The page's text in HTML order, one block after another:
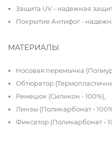
Защита UV - надежная
Покрытие Антифог -
МАТЕРИАЛЫ
Носовая перемычка
Обтюратор
Ремешок (Силикон - 100%),
Линзы (Поликарбонат -
Фиксатор (Поликарбонат -